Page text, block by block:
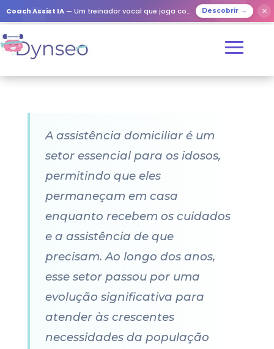
Coach Assist IA — Um treinador vocal que joga com os seus entes queridos Descobrir → ✕
A assistência domiciliar é um
setor essencial para os idosos,
permitindo que eles
permaneçam em casa
enquanto recebem os cuidados
e a assistência de que
precisam. Ao longo dos anos,
esse setor passou por uma
evolução significativa para
atender às crescentes
necessidades da população